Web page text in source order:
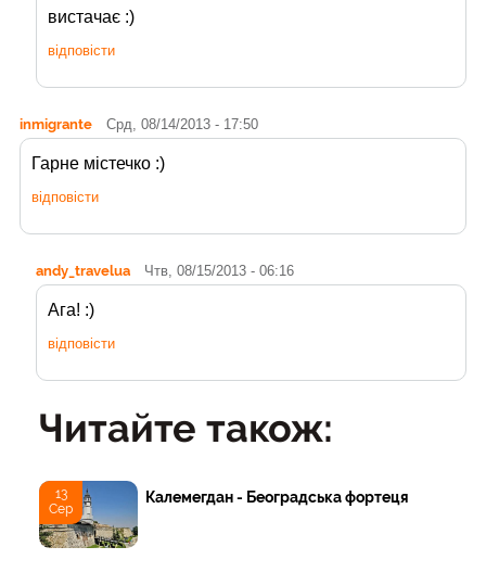
вистачає :)
відповісти
inmigrante Срд, 08/14/2013 - 17:50
Гарне містечко :)
відповісти
andy_travelua Чтв, 08/15/2013 - 06:16
Ага! :)
відповісти
Читайте також:
13
Сер
Калемегдан - Београдська фортеця